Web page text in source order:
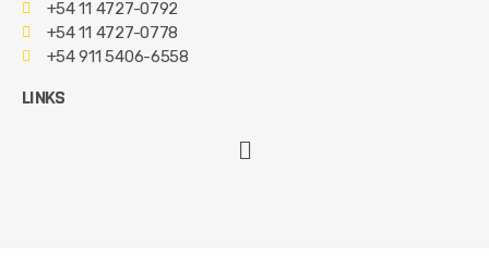
+54 11 4727-0792
+54 11 4727-0778
+54 911 5406-6558
LINKS